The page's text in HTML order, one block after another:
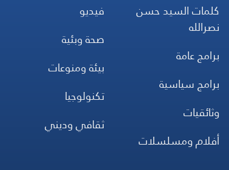
كلمات السيد حسن
نصرالله
برامج عامة
برامج سياسية
وثائقيات
أفلام ومسلسلات
فيديو
صحة وبئية
بيئة ومنوعات
تكنولوجيا
ثقافي وديني